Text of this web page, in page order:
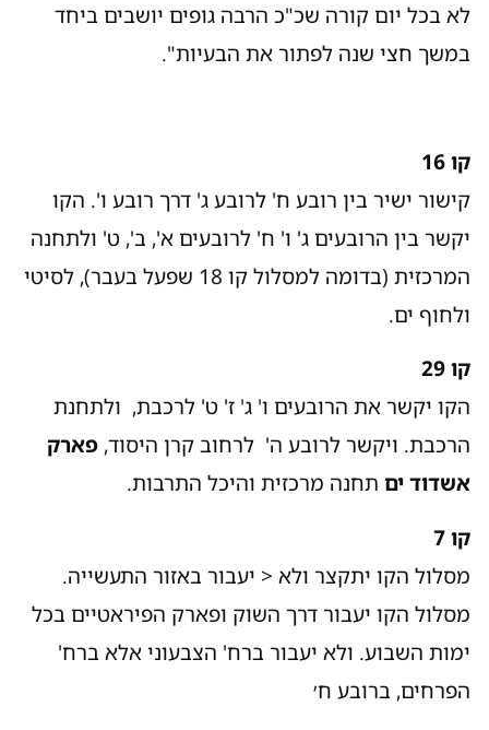
לא בכל יום קורה שכ"כ הרבה גופים יושבים ביחד
במשך חצי שנה לפתור את הבעיות".
קו 16
קישור ישיר בין רובע ח' לרובע ג' דרך רובע ו'. הקו
יקשר בין הרובעים ג' ו' ח' לרובעים א', ב', ט' ולתחנה
המרכזית (בדומה למסלול קו 18 שפעל בעבר), לסיטי
ולחוף ים.
קו 29
הקו יקשר את הרובעים ו' ג' ז' ט' לרכבת, ולתחנת
הרכבת. ויקשר לרובע ה' לרחוב קרן היסוד,פארק
אשדוד יםתחנה מרכזית והיכל התרבות.
קו 7
מסלול הקו יתקצר ולא < יעבור באזור התעשייה.
מסלול הקו יעבור דרך השוק ופארק הפיראטיים בכל
ימות השבוע. ולא יעבור ברח' הצבעוני אלא ברח'
הפרחים, ברובע ח׳